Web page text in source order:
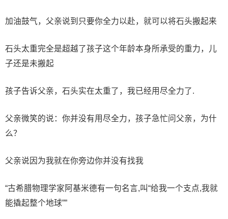
加油鼓气，父亲说到只要你全力以赴，就可以将石头搬起来
石头太重完全是超越了孩子这个年龄本身所承受的重力，儿
子还是未搬起
孩子告诉父亲，石头实在太重了，我已经用尽全力了.
父亲微笑的说：你并没有用尽全力，孩子急忙问父亲，为什
么？
父亲说因为我就在你旁边你并没有找我
“古希腊物理学家阿基米德有一句名言,叫“给我一个支点,我就
能撬起整个地球””